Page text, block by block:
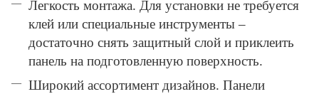
Легкость монтажа. Для установки не требуется
клей или специальные инструменты –
достаточно снять защитный слой и приклеить
панель на подготовленную поверхность.
Широкий ассортимент дизайнов. Панели